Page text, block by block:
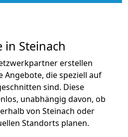
in Steinach
erstellen
Angebote, die speziell auf
sind. Diese
unabhängig davon, ob
von Steinach oder
Standorts planen.